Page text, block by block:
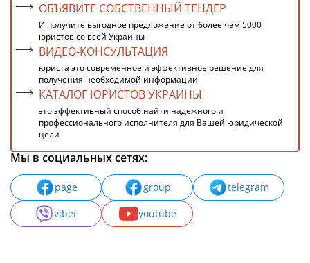
ОБЪЯВИТЕ СОБСТВЕННЫЙ ТЕНДЕР
И получите выгодное предложение от более чем 5000
юристов со всей Украины
ВИДЕО-КОНСУЛЬТАЦИЯ
юриста это современное и эффективное решение для
получения необходимой информации
КАТАЛОГ ЮРИСТОВ УКРАИНЫ
это эффективный способ найти надежного и
профессионального исполнителя для Вашей юридической
цели
Мы в социальных сетях:
page group
telegram
viber
youtube